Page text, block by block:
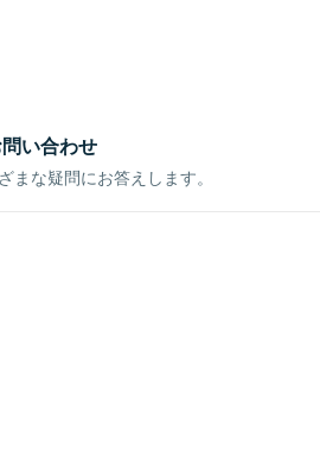
い合わせ
まな疑問にお答えします。